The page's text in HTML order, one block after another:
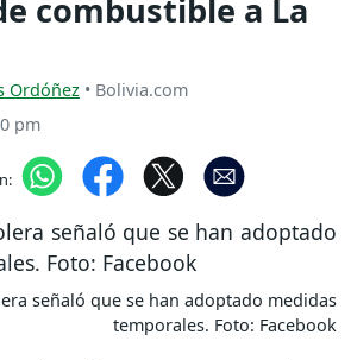
combustible a La
Ordóñez • Bolivia.com
pm
señaló que se han adoptado medidas
temporales. Foto: Facebook